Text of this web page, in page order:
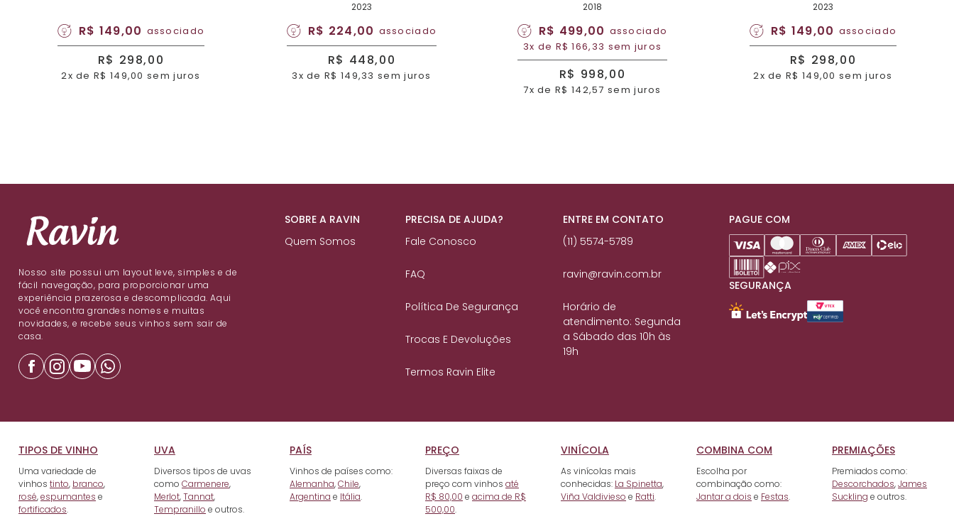
R$ 149,00 associado
R$ 298,00
2x de R$ 149,00 sem juros
2023
R$ 224,00 associado
R$ 448,00
3x de R$ 149,33 sem juros
2018
R$ 499,00 associado
3x de R$ 166,33 sem juros
R$ 998,00
7x de R$ 142,57 sem juros
2023
R$ 149,00 associado
R$ 298,00
2x de R$ 149,00 sem juros
Nosso site possui um layout leve, simples e de
fácil navegação, para proporcionar uma
experiência prazerosa e descomplicada. Aqui
você encontra grandes nomes e muitas
novidades, e recebe seus vinhos sem sair de
casa.
SOBRE A RAVIN
Quem Somos
PRECISA DE AJUDA?
Fale Conosco
FAQ
Política De Segurança
Trocas E Devoluções
Termos Ravin Elite
ENTRE EM CONTATO
(11) 5574-5789
ravin@ravin.com.br
Horário de
atendimento: Segunda
a Sábado das 10h às
19h
PAGUE COM
SEGURANÇA
TIPOS DE VINHO
Uma variedade de
vinhos tinto, branco,
rosé,espumantes e
fortificados.
UVA
Diversos tipos de uvas
como Carmenere,
Merlot,Tannat,
Tempranillo e outros.
PAÍS
Vinhos de países como:
Alemanha,Chile,
Argentina e Itália.
PREÇO
Diversas faixas de
preço com vinhos até
R$ 80,00 e acima de R$
500,00.
VINÍCOLA
As vinícolas mais
conhecidas: La Spinetta,
Viña Valdivieso e Ratti.
COMBINA COM
Escolha por
combinação como:
Jantar a dois e Festas.
PREMIAÇÕES
Premiados como:
Descorchados,James
Suckling e outros.